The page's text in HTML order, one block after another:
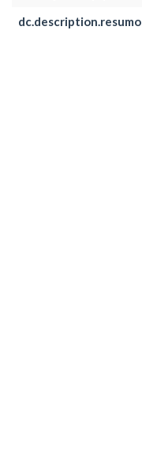
dc.description.resumo